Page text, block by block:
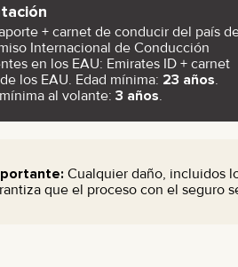
+ carnet de conducir del país
Internacional de Conducción
en los EAU: Emirates ID + carnet
los EAU. Edad mínima: 23 años.
al volante: 3 años.
Cualquier daño, incluidos
que el proceso con el seguro